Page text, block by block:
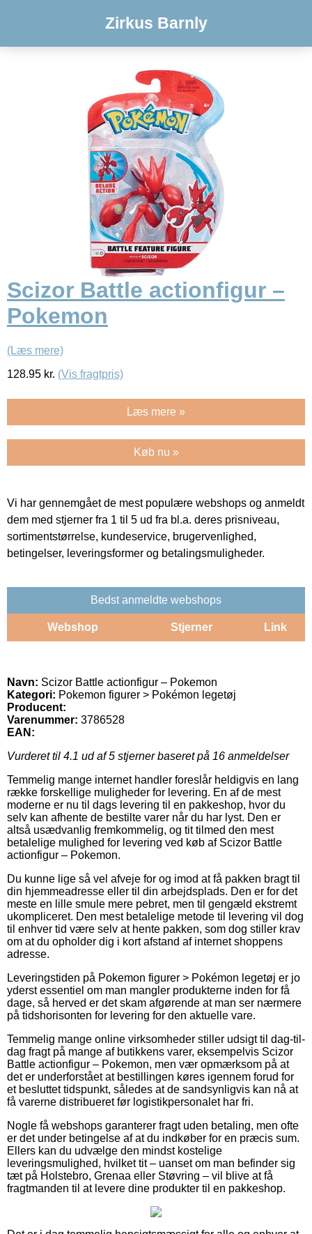
Zirkus Barnly
Scizor Battle actionfigur –
Pokemon
(Læs mere)
128.95 kr. (Vis fragtpris)
Læs mere »
Køb nu »
Vi har gennemgået de mest populære webshops og anmeldt
dem med stjerner fra 1 til 5 ud fra bl.a. deres prisniveau,
sortimentstørrelse, kundeservice, brugervenlighed,
betingelser, leveringsformer og betalingsmuligheder.
Bedst anmeldte webshops
Webshop Stjerner Link
Navn: Scizor Battle actionfigur – Pokemon
Kategori: Pokemon figurer > Pokémon legetøj
Producent:
Varenummer: 3786528
EAN:
Vurderet til 4.1 ud af 5 stjerner baseret på 16 anmeldelser
Temmelig mange internet handler foreslår heldigvis en lang
række forskellige muligheder for levering. En af de mest
moderne er nu til dags levering til en pakkeshop, hvor du
selv kan afhente de bestilte varer når du har lyst. Den er
altså usædvanlig fremkommelig, og tit tilmed den mest
betalelige mulighed for levering ved køb af Scizor Battle
actionfigur – Pokemon.
Du kunne lige så vel afveje for og imod at få pakken bragt til
din hjemmeadresse eller til din arbejdsplads. Den er for det
meste en lille smule mere pebret, men til gengæld ekstremt
ukompliceret. Den mest betalelige metode til levering vil dog
til enhver tid være selv at hente pakken, som dog stiller krav
om at du opholder dig i kort afstand af internet shoppens
adresse.
Leveringstiden på Pokemon figurer > Pokémon legetøj er jo
yderst essentiel om man mangler produkterne inden for få
dage, så herved er det skam afgørende at man ser nærmere
på tidshorisonten for levering for den aktuelle vare.
Temmelig mange online virksomheder stiller udsigt til dag-til-
dag fragt på mange af butikkens varer, eksempelvis Scizor
Battle actionfigur – Pokemon, men vær opmærksom på at
det er underforstået at bestillingen køres igennem forud for
et besluttet tidspunkt, således at de sandsynligvis kan nå at
få varerne distribueret før logistikpersonalet har fri.
Nogle få webshops garanterer fragt uden betaling, men ofte
er det under betingelse af at du indkøber for en præcis sum.
Ellers kan du udvælge den mindst kostelige
leveringsmulighed, hvilket tit – uanset om man befinder sig
tæt på Holstebro, Grenaa eller Støvring – vil blive at få
fragtmanden til at levere dine produkter til en pakkeshop.